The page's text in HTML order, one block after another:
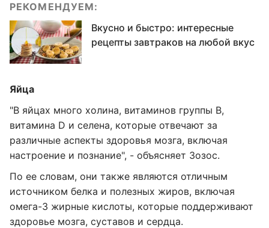
РЕКОМЕНДУЕМ:
Вкусно и быстро: интересные
рецепты завтраков на любой вкус
Яйца
"В яйцах много холина, витаминов группы В,
витамина D и селена, которые отвечают за
различные аспекты здоровья мозга, включая
настроение и познание", - объясняет Зозос.
По ее словам, они также являются отличным
источником белка и полезных жиров, включая
омега-3 жирные кислоты, которые поддерживают
здоровье мозга, суставов и сердца.